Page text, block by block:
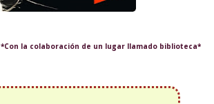
*Con la colaboración de un lugar llamado biblioteca*